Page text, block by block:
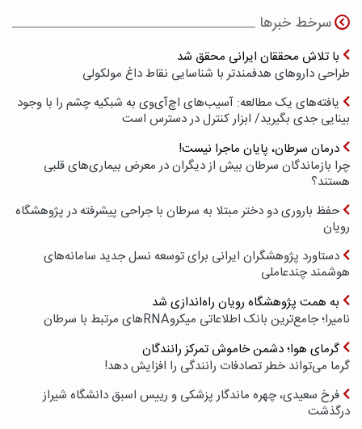
سرخط خبرها
با تلاش محققان ایرانی محقق شد
طراحی داروهای هدفمندتر با شناسایی نقاط داغ مولکولی
یافته‌های یک مطالعه: آسیب‌های اچ‌آی‌وی به شبکیه چشم را با وجود
بینایی جدی بگیرید/ ابزار کنترل در دسترس است
درمان سرطان، پایان ماجرا نیست!
چرا بازماندگان سرطان بیش از دیگران در معرض بیماری‌های قلبی
هستند؟
حفظ باروری دو دختر مبتلا به سرطان با جراحی پیشرفته در پژوهشگاه
رویان
دستاورد پژوهشگران ایرانی برای توسعه نسل جدید سامانه‌های
هوشمند چندعاملی
به همت پژوهشگاه رویان راه‌اندازی شد
نامیرا؛ جامع‌ترین بانک اطلاعاتی میکروRNAهای مرتبط با سرطان
گرمای هوا؛ دشمن خاموش تمرکز رانندگان
گرما می‌تواند خطر تصادفات رانندگی را افزایش دهد!
فرخ سعیدی، چهره ماندگار پزشکی و رییس اسبق دانشگاه شیراز
درگذشت